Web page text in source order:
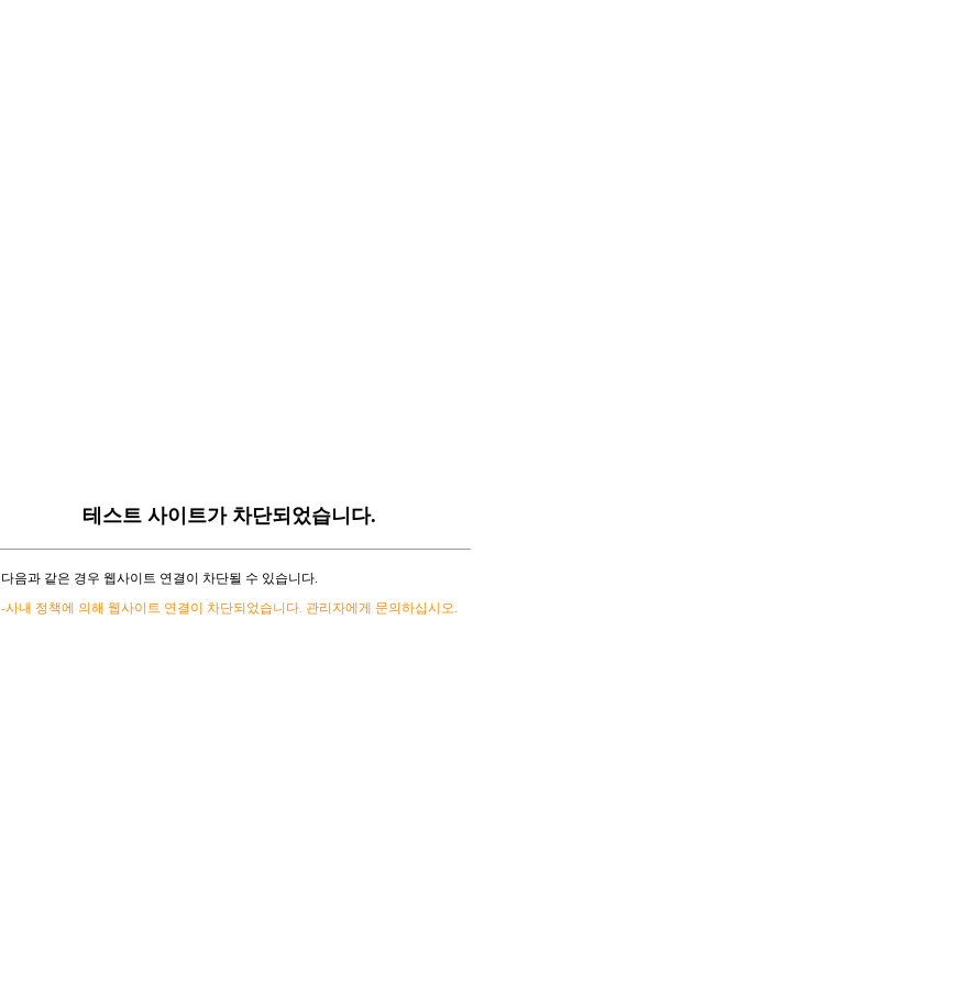
테스트 사이트가 차단되었습니다.
다음과 같은 경우 웹사이트 연결이 차단될 수 있습니다.
-사내 정책에 의해 웹사이트 연결이 차단되었습니다. 관리자에게 문의하십시오.